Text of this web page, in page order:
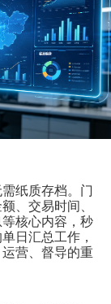
纸质存档。门
、交易时间、
核心内容，秒
日汇总工作，
营、督导的重